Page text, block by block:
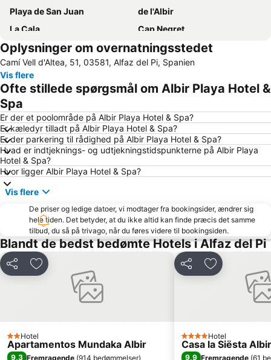
Playa de San Juan
de l'Albir
La Cala
Cap Negret
Postiguet Strand
Levante stranden
Platja de La Cala de Finestrat
Centro Comercial Gran Vía
Levante o La Fossa
Acuario Mediterráneo
Centro
Cala Granadella
Marqués de Campo
Marina de Alicante
Venecia
Aqualandia
Comunidad Valenciana day
Poniente stranden
De la Fustera
Baix la Mar
Mercado Central
San Blas-Santo Domingo
El Campo
Cala del Mallorquí
Coveta Fumá o Cala del Morro Blanc
Primer Muntanyar o El Benissero
Port de Denia
Cabo de las Huertas
La Albufereta
Casco Antiguo-Santa Cruz
Ruta por el casco antiguo de Alicante
Casino Mediterráneo
Altozano-Conde Lumiares
Oplysninger om overnatningsstedet
Camí Vell d'Altea, 51, 03581, Alfaz del Pi, Spanien
Vis flere
Ofte stillede spørgsmål om Albir Playa Hotel &
Spa
Er der et poolområde på Albir Playa Hotel & Spa?
Er kæledyr tilladt på Albir Playa Hotel & Spa?
Er der parkering til rådighed på Albir Playa Hotel & Spa?
Hvad er indtjeknings- og udtjekningstidspunkterne på Albir Playa
Hotel & Spa?
Hvor ligger Albir Playa Hotel & Spa?
Vis flere
De priser og ledige datoer, vi modtager fra bookingsider, ændrer sig
hele tiden. Det betyder, at du ikke altid kan finde præcis det samme
tilbud, du så på trivago, når du føres videre til bookingsiden.
Blandt de bedst bedømte Hotels i Alfaz del Pi
Del Føj til favoritter
2 Stjerner
Hotel
Apartamentos Mundaka Albir
9,3 Fremragende (914 bedømmelser)
Del Føj til
4 Stjerner
Hotel
Casa la Siësta Albir
9,9 Fremragende (61